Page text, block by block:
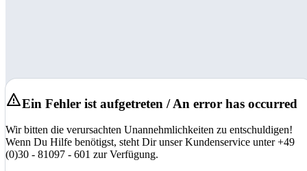
Ein Fehler ist aufgetreten / An error has occurred
Wir bitten die verursachten Unannehmlichkeiten zu entschuldigen!
Wenn Du Hilfe benötigst, steht Dir unser Kundenservice unter +49
(0)30 - 81097 - 601 zur Verfügung.